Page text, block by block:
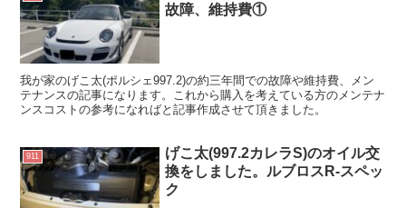
故障、維持費①
我が家のげこ太(ポルシェ997.2)の約三年間での故障や維持費、メン
テナンスの記事になります。これから購入を考えている方のメンテナ
ンスコストの参考になればと記事作成させて頂きました。
911
げこ太(997.2カレラS)のオイル交
換をしました。ルブロスR-スペッ
ク